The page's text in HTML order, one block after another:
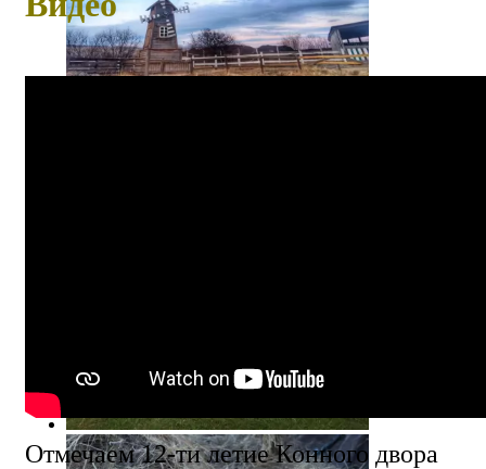
Отмечаем 12-ти летие Конного двора